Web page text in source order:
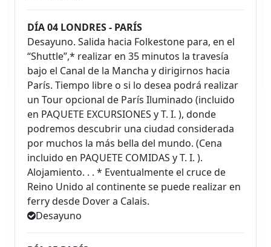
DÍA 04 LONDRES - PARÍS
Desayuno. Salida hacia Folkestone para, en el
“Shuttle”,* realizar en 35 minutos la travesía
bajo el Canal de la Mancha y dirigirnos hacia
París. Tiempo libre o si lo desea podrá realizar
un Tour opcional de París Iluminado (incluido
en PAQUETE EXCURSIONES y T. I. ), donde
podremos descubrir una ciudad considerada
por muchos la más bella del mundo. (Cena
incluido en PAQUETE COMIDAS y T. I. ).
Alojamiento. . . * Eventualmente el cruce de
Reino Unido al continente se puede realizar en
ferry desde Dover a Calais.
Desayuno